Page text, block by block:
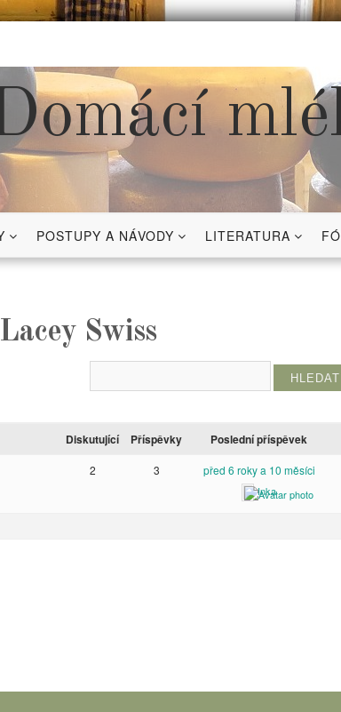
POSTUPY A NÁVODY LITERATURA
Swiss
Diskutující Příspěvky Poslední příspěvek
2 3 před 6 roky a 10 měsíci
Inka